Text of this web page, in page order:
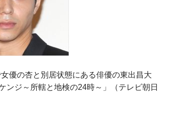
優の杏と別居状態にある俳優の東出昌大
ンジ～所轄と地検の24時～」（テレビ朝日